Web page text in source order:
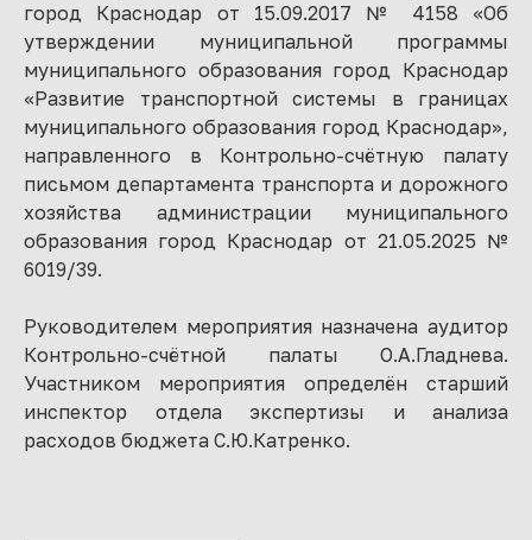
город Краснодар от 15.09.2017 № 4158 «Об
утверждении муниципальной программы
муниципального образования город Краснодар
«Развитие транспортной системы в границах
муниципального образования город Краснодар»,
направленного в Контрольно-счётную палату
письмом департамента транспорта и дорожного
хозяйства администрации муниципального
образования город Краснодар от 21.05.2025 №
6019/39.
Руководителем мероприятия назначена аудитор
Контрольно-счётной палаты О.А.Гладнева.
Участником мероприятия определён старший
инспектор отдела экспертизы и анализа
расходов бюджета С.Ю.Катренко.